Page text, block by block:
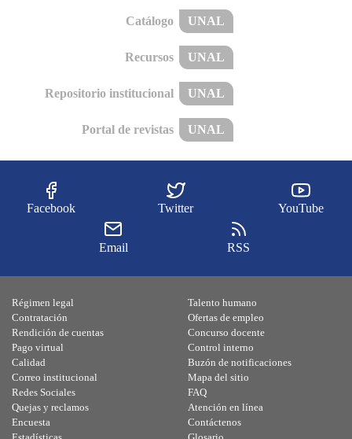
Catálogo UNAL
Recursos UNAL
Repositorio institucional UNAL
Portal de revistas UNAL
Facebook Twitter YouTube
Email RSS
Régimen legal
Contratación
Rendición de cuentas
Pago virtual
Calidad
Talento humano
Ofertas de empleo
Concurso docente
Control interno
Buzón de notificaciones
Correo institucional
Redes Sociales
Quejas y reclamos
Encuesta
Mapa del sitio
FAQ
Atención en línea
Contáctenos